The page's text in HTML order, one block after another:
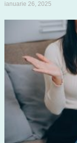
ianuarie 26, 2025